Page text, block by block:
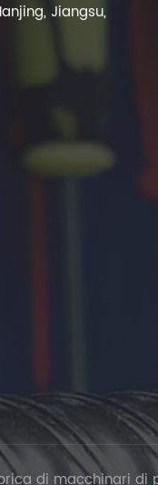
Jiangsu,
di macchinari di